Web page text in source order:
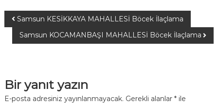
Samsun KESİKKAYA MAHALLESİ Böcek İlaçlama
Samsun KOCAMANBAŞI MAHALLESİ Böcek İlaçlama
Bir yanıt yazın
E-posta adresiniz yayınlanmayacak. Gerekli alanlar *ile